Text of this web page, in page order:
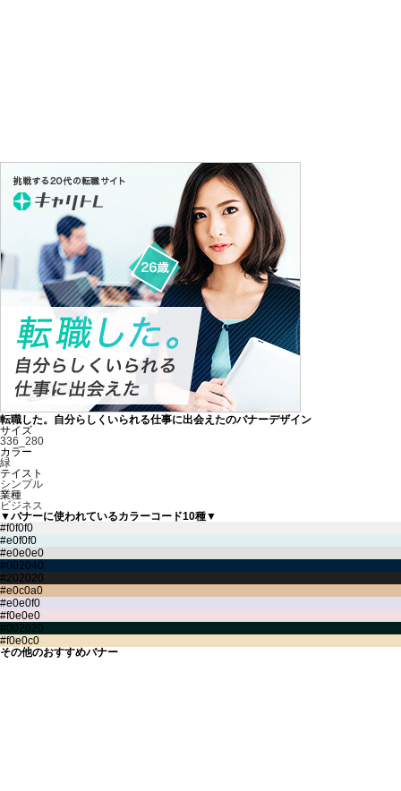
転職した。自分らしくいられる仕事に出会えたのバナーデザイン
サイズ
336_280
カラー
緑
テイスト
シンプル
業種
ビジネス
▼バナーに使われているカラーコード10種▼
その他のおすすめバナー